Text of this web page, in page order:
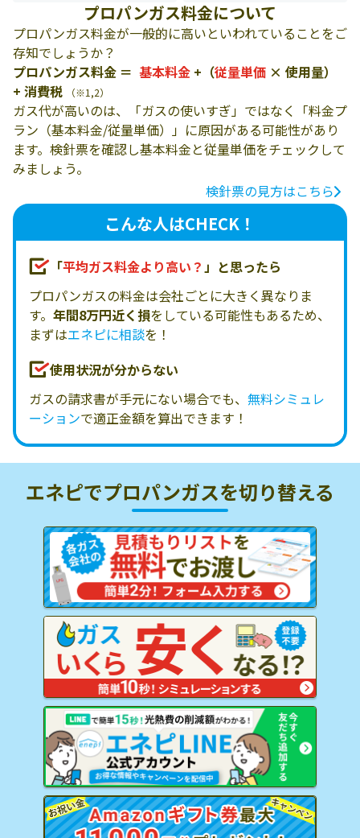
プロパンガス料金について
プロパンガス料金が一般的に高いといわれていることをご
存知でしょうか？
プロパンガス料金 ＝ 基本料金 +（従量単価 × 使用量）
+ 消費税
（※1,2）
ガス代が高いのは、「ガスの使いすぎ」ではなく「料金プ
ラン（基本料金/従量単価）」に原因がある可能性があり
ます。検針票を確認し基本料金と従量単価をチェックして
みましょう。
検針票の見方はこちら
こんな人はCHECK！
「平均ガス料金より高い？」と思ったら
プロパンガスの料金は会社ごとに大きく異なりま
す。 年間8万円近く損をしている可能性もあるため、
まずはエネピに相談を！
使用状況が分からない
ガスの請求書が手元にない場合でも、 無料シミュレ
ーションで適正金額を算出できます！
エネピでプロパンガスを切り替える